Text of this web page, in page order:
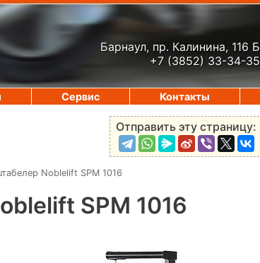
Барнаул, пр. Калинина, 116 Б
+7 (3852) 33-34-35
Отправить эту страницу:
Noblelift SPM 1016
SPM 1016
Сервис Контакты